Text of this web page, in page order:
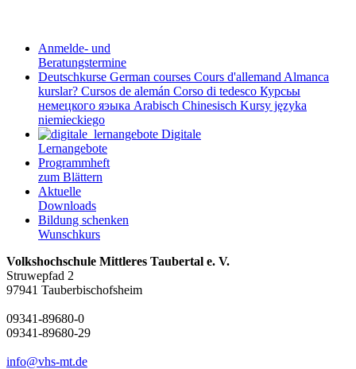
Anmelde- und
Beratungstermine
Deutschkurse German courses Cours d'allemand Almanca
kurslar? Cursos de alemán Corso di tedesco Курсьы
немецкого яэыка Arabisch Chinesisch Kursy języka
niemieckiego
Digitale
Lernangebote
Programmheft
zum Blättern
Aktuelle
Downloads
Bildung schenken
Wunschkurs
Volkshochschule Mittleres Taubertal e. V.
Struwepfad 2
97941 Tauberbischofsheim
09341-89680-0
09341-89680-29
info@vhs-mt.de